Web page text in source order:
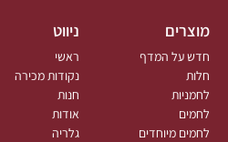
מוצרים
חדש על המדף
חלות
לחמניות
לחמים
לחמים מיוחדים
ניווט
ראשי
נקודות מכירה
חנות
אודות
גלריה